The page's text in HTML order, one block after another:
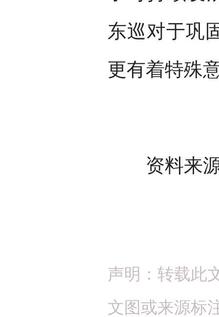
东巡对于巩
更有着特殊
资料来源
声明：转载此
文图或来源标